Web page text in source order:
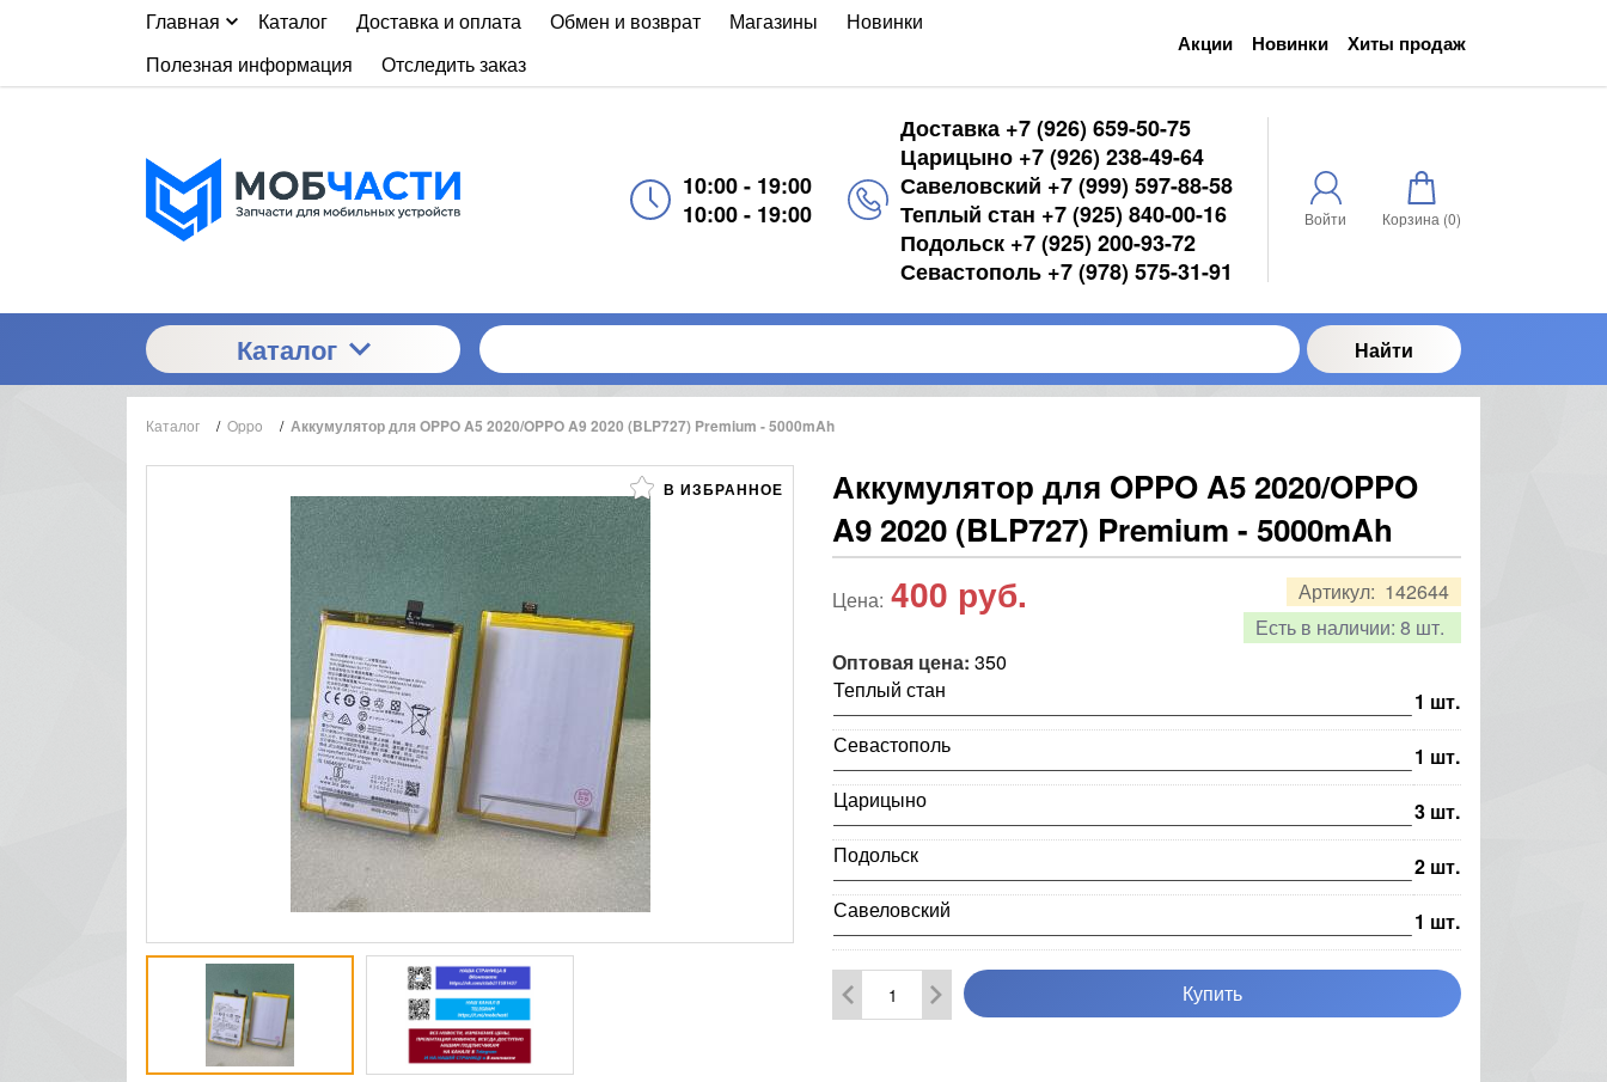
Главная Каталог Доставка и оплата Обмен и возврат Магазины
Новинки
Полезная информация
Отследить заказ
Акции Новинки Хиты продаж
10:00 - 19:00
10:00 - 19:00
Доставка +7 (926) 659-50-75
Царицыно +7 (926) 238-49-64
Савеловский +7 (999) 597-88-58
Теплый стан +7 (925) 840-00-16
Подольск +7 (925) 200-93-72
Севастополь +7 (978) 575-31-91
Войти Корзина (0)
Каталог Найти
Каталог / Oppo / Аккумулятор для OPPO A5 2020/OPPO A9 2020 (BLP727) Premium - 5000mAh
В ИЗБРАННОЕ
Аккумулятор для OPPO A5 2020/OPPO
A9 2020 (BLP727) Premium - 5000mAh
Артикул: 142644
Есть в наличии: 8 шт.
Цена: 400 руб.
Оптовая цена: 350
Теплый стан
1 шт.
Севастополь
1 шт.
Царицыно
3 шт.
Подольск
2 шт.
Савеловский
1 шт.
Купить